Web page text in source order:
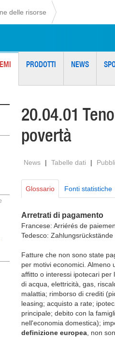
delle risorse
PRODOTTI NEWS
20.04.01
povertà
News | Tabelle dati |
Glossario Fonti statistiche
Arretrati di pagamento
Francese: Arriérés de
Tedesco: Zahlungsrückstände
Fatture che non sono state
per motivi economici. Almeno
affitto o interessi ipotecari per
di acqua, elettricità, gas,
malattia; rimborso di crediti
leasing; acquisto a rate;
principale; debito con la
nell'economia domestica);
definizione europea , non